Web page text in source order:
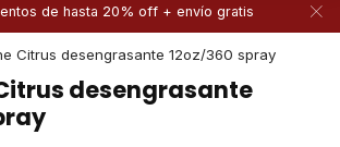
de hasta 20% off + envío gratis
Citrus desengrasante 12oz/360 spray
desengrasante